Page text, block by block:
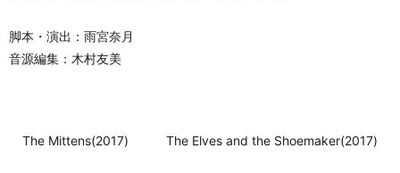
脚本・演出：雨宮奈月
音源編集：木村友美
The Mittens(2017) The Elves and the Shoemaker(2017)